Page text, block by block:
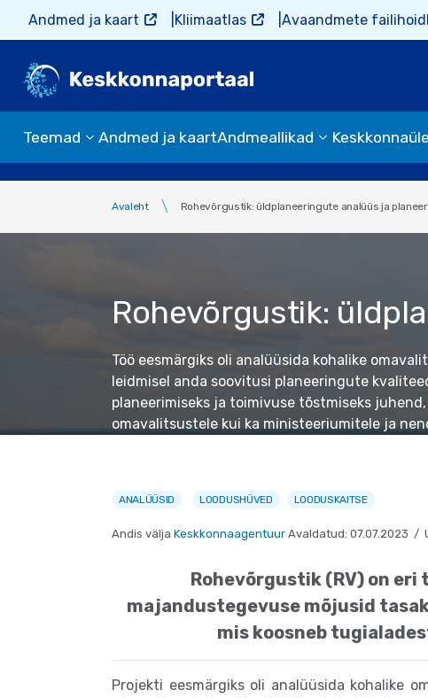
Liigu edasi põhisisu juurde
Andmed ja kaart Kliimaatlas Avaandmete
Teemad Andmed ja kaartAndmeallikad
Avaleht Rohevõrgustik: üldplaneeringute analüüs ja
Rohevõrgustik:
Töö eesmärgiks oli analüüsida kohalike
leidmisel anda soovitusi planeeringute
planeerimiseks ja toimivuse tõstmiseks
omavalitsustele kui ka ministeeriumitele ja
ANALÜÜSID LOODUSHÜVED LOODUSKAITSE
Andis välja Keskkonnaagentuur Avaldatud: 07.07.2023 /
Rohevõrgustik (RV) on
majandustegevuse mõjusid
mis koosneb
Projekti eesmärgiks oli analüüsida kohalike